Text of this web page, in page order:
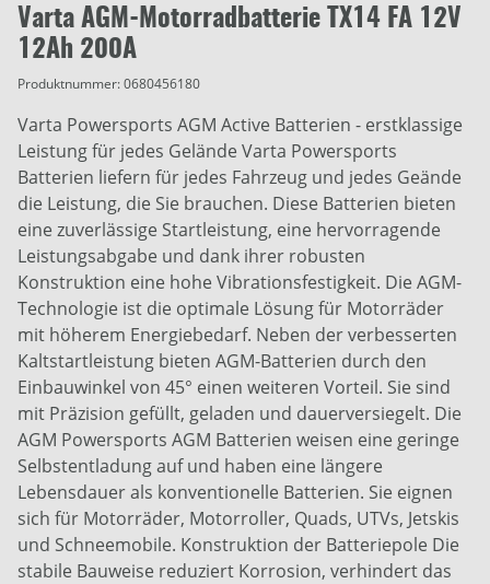
Varta AGM-Motorradbatterie TX14 FA 12V
12Ah 200A
Produktnummer:0680456180
Varta Powersports AGM Active Batterien - erstklassige
Leistung für jedes Gelände Varta Powersports
Batterien liefern für jedes Fahrzeug und jedes Geände
die Leistung, die Sie brauchen. Diese Batterien bieten
eine zuverlässige Startleistung, eine hervorragende
Leistungsabgabe und dank ihrer robusten
Konstruktion eine hohe Vibrationsfestigkeit. Die AGM-
Technologie ist die optimale Lösung für Motorräder
mit höherem Energiebedarf. Neben der verbesserten
Kaltstartleistung bieten AGM-Batterien durch den
Einbauwinkel von 45° einen weiteren Vorteil. Sie sind
mit Präzision gefüllt, geladen und dauerversiegelt. Die
AGM Powersports AGM Batterien weisen eine geringe
Selbstentladung auf und haben eine längere
Lebensdauer als konventionelle Batterien. Sie eignen
sich für Motorräder, Motorroller, Quads, UTVs, Jetskis
und Schneemobile. Konstruktion der Batteriepole Die
stabile Bauweise reduziert Korrosion, verhindert das